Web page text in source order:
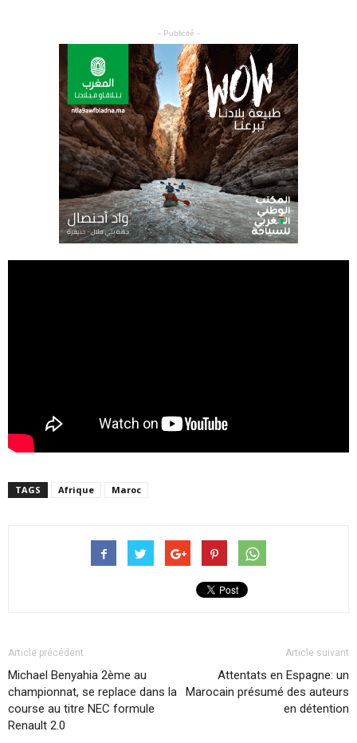
- Publicité -
TAGS Afrique Maroc
Article précédent
Michael Benyahia 2ème au
championnat, se replace dans la
course au titre NEC formule
Renault 2.0
Article suivant
Attentats en Espagne: un
Marocain présumé des auteurs
en détention